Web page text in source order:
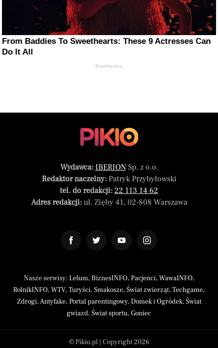
From Baddies To Sweethearts: These 9 Actresses Can
Do It All
Brainberries
Wydawca: IBERIONSp. z o.o.
Redaktor naczelny:Patryk Przybyłowski
tel. do redakcji: 22 113 14 62
Adres redakcji:ul. Zięby 41, 02-808 Warszawa
Nasze serwisy: Lelum, BiznesINFO, Pacjenci, WawaINFO,
RolnikINFO, WTV, Turyści, Smakosze, Świat zwierząt, Techgame,
Zdrogi,Antyfake, Portal parentingowy, Domek i Ogródek, Świat
gwiazd, Świat sportu, Goniec
© Pikio.pl | Copyright 2026